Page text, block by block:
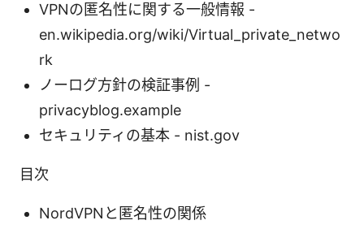
VPNの匿名性に関する一般情報 -
en.wikipedia.org/wiki/Virtual_private_netwo
rk
ノーログ方針の検証事例 -
privacyblog.example
セキュリティの基本 - nist.gov
目次
NordVPNと匿名性の関係